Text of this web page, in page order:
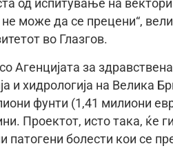
од испитување на
може да се прецени“,
во Глазгов.
Агенцијата за
и хидрологија на Велика
фунти (1,41 милиони
Проектот, исто така, ќе
патогени болести кои се